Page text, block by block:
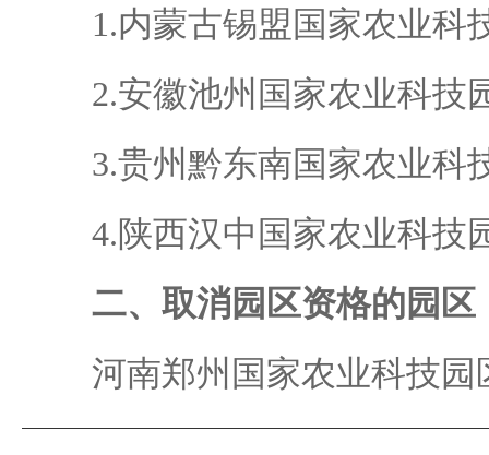
1.内蒙古锡盟国家农业科
2.安徽池州国家农业科技
3.贵州黔东南国家农业科
4.陕西汉中国家农业科技
二、取消园区资格的园区
河南郑州国家农业科技园